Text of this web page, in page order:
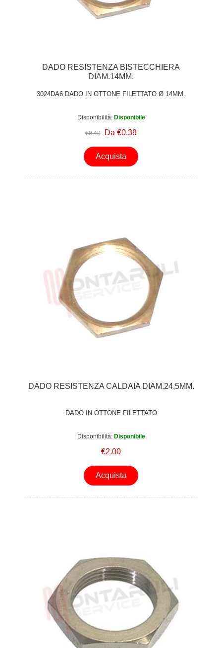
DADO RESISTENZA BISTECCHIERA
DIAM.14MM.
3024DA6 DADO IN OTTONE FILETTATO Ø 14MM.
Disponibilità: Disponibile
€0.49 Da €0.39
Acquista
DADO RESISTENZA CALDAIA DIAM.24,5MM.
DADO IN OTTONE FILETTATO
Disponibilità: Disponibile
€2.00
Acquista